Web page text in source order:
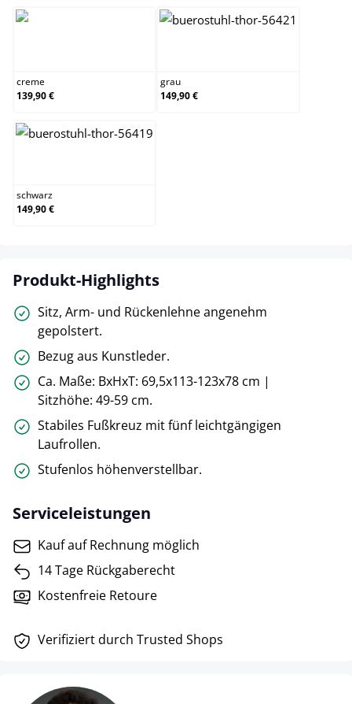
creme
139,90 €
grau
149,90 €
schwarz
149,90 €
Produkt-Highlights
Sitz, Arm- und Rückenlehne angenehm
gepolstert.
Bezug aus Kunstleder.
Ca. Maße: BxHxT: 69,5x113-123x78 cm |
Sitzhöhe: 49-59 cm.
Stabiles Fußkreuz mit fünf leichtgängigen
Laufrollen.
Stufenlos höhenverstellbar.
Serviceleistungen
Kauf auf Rechnung möglich
14 Tage Rückgaberecht
Kostenfreie Retoure
Verifiziert durch Trusted Shops